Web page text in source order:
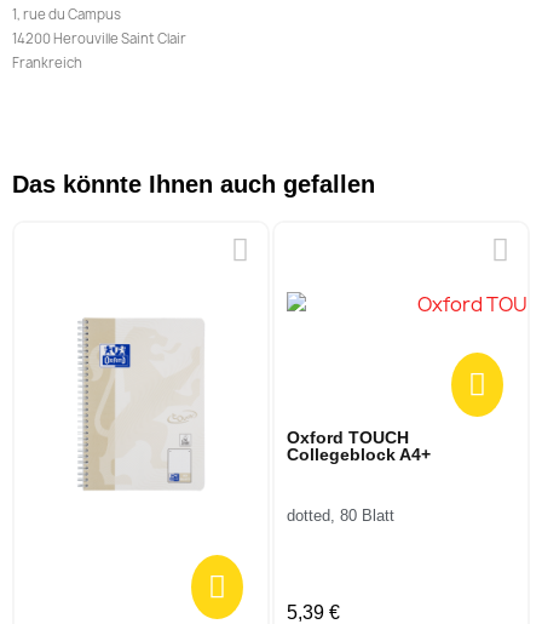
1, rue du Campus
14200 Herouville Saint Clair
Frankreich
Das könnte Ihnen auch gefallen
Oxford TOUCH
Collegeblock A4+
dotted, 80 Blatt
5,39 €